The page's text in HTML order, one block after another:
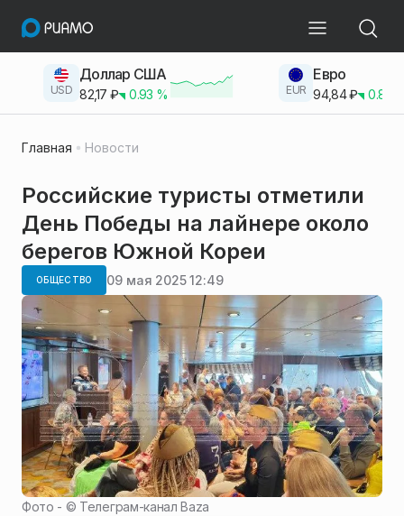
USD
Доллар США
82,17 ₽ 0.93 % EUR
Евро
94,84₽ 0.83
Главная Новости
Российские туристы отметили
День Победы на лайнере около
берегов Южной Кореи
ОБЩЕСТВО 09 мая 2025 12:49
Фото - © Телеграм-канал Baza